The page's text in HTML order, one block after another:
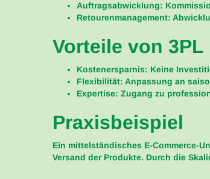
Auftragsabwicklung:
Retourenmanagement:
Vorteile von 3PL
Kostenersparnis: Keine
Flexibilität: Anpassung an
Expertise: Zugang zu
Praxisbeispiel
Ein mittelständisches E-Commerce-
Versand der Produkte. Durch die